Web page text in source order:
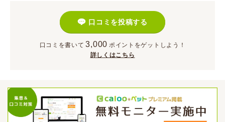
口コミを投稿する
口コミを書いて 3,000 ポイント をゲットしよう！
詳しくはこちら